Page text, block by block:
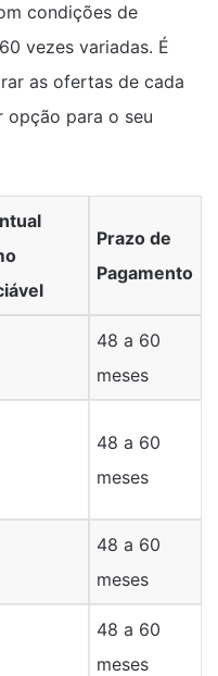
condições de
vezes variadas. É
as ofertas de cada
opção para o seu
Prazo de
Pagamento
48 a 60
meses
48 a 60
meses
48 a 60
meses
48 a 60
meses